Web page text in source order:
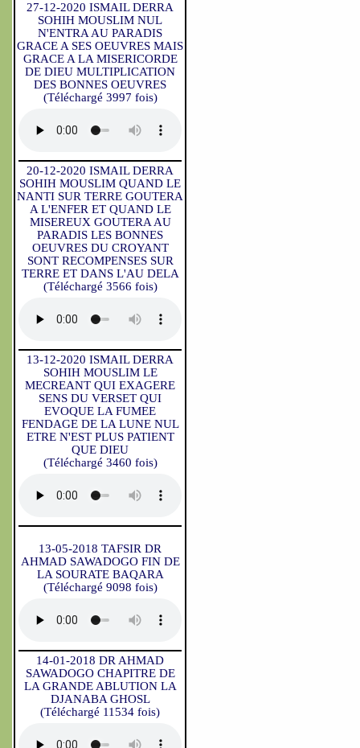
27-12-2020 ISMAIL DERRA
SOHIH MOUSLIM NUL
N'ENTRA AU PARADIS
GRACE A SES OEUVRES MAIS
GRACE A LA MISERICORDE
DE DIEU MULTIPLICATION
DES BONNES OEUVRES
(Téléchargé 3997 fois)
20-12-2020 ISMAIL DERRA
SOHIH MOUSLIM QUAND LE
NANTI SUR TERRE GOUTERA
A L'ENFER ET QUAND LE
MISEREUX GOUTERA AU
PARADIS LES BONNES
OEUVRES DU CROYANT
SONT RECOMPENSES SUR
TERRE ET DANS L'AU DELA
(Téléchargé 3566 fois)
13-12-2020 ISMAIL DERRA
SOHIH MOUSLIM LE
MECREANT QUI EXAGERE
SENS DU VERSET QUI
EVOQUE LA FUMEE
FENDAGE DE LA LUNE NUL
ETRE N'EST PLUS PATIENT
QUE DIEU
(Téléchargé 3460 fois)
13-05-2018 TAFSIR DR
AHMAD SAWADOGO FIN DE
LA SOURATE BAQARA
(Téléchargé 9098 fois)
14-01-2018 DR AHMAD
SAWADOGO CHAPITRE DE
LA GRANDE ABLUTION LA
DJANABA GHOSL
(Téléchargé 11534 fois)